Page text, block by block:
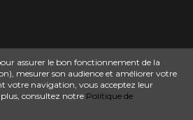
Pied-de-Borne
0624436257
assurer le bon fonctionnement de la
mesurer son audience et améliorer votre
votre navigation, vous acceptez leur
consultez notre Politique de